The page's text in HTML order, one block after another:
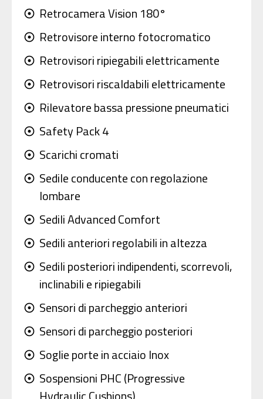
adjust Retrocamera Vision 180°
adjust Retrovisore interno fotocromatico
adjust Retrovisori ripiegabili elettricamente
adjust Retrovisori riscaldabili elettricamente
adjust Rilevatore bassa pressione pneumatici
adjust Safety Pack 4
adjust Scarichi cromati
adjust Sedile conducente con regolazione
lombare
adjust Sedili Advanced Comfort
adjust Sedili anteriori regolabili in altezza
adjust Sedili posteriori indipendenti, scorrevoli,
inclinabili e ripiegabili
adjust Sensori di parcheggio anteriori
adjust Sensori di parcheggio posteriori
adjust Soglie porte in acciaio Inox
adjust Sospensioni PHC (Progressive